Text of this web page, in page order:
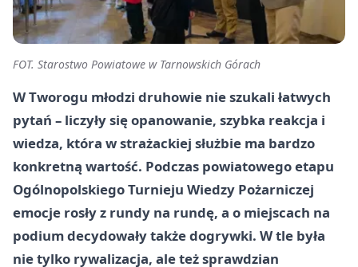
FOT. Starostwo Powiatowe w Tarnowskich Górach
W Tworogu młodzi druhowie nie szukali łatwych
pytań – liczyły się opanowanie, szybka reakcja i
wiedza, która w strażackiej służbie ma bardzo
konkretną wartość. Podczas powiatowego etapu
Ogólnopolskiego Turnieju Wiedzy Pożarniczej
emocje rosły z rundy na rundę, a o miejscach na
podium decydowały także dogrywki. W tle była
nie tylko rywalizacja, ale też sprawdzian